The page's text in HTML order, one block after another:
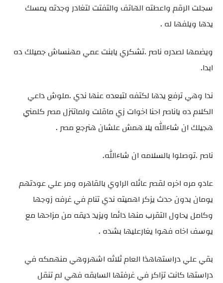
سجلت الرقم واعطته الهاتف والتفتت لتغادر وجدته يمسك
يدها ويلفها له .
ويضمها لصدره ناصر .تشكري يابنت عمي مهنساش جميلك ده
ابدا.
ندا وهي ترفع يدها لكتفه لتبعده عنها ندي .ملوش داعي
الكلام ده ياناصر احنا اخوات زي ماقلت ولماتنزل مصر كلمني
هجيلك ان شاءالله يلا همش علشان هنرجع مصر .
ناصر .توصلوا بالسلامه ان شاءالله.
عادو مره اخره لقصر عائله الراوي بالقاهره ومر علي عودتهم
يومان بدون حدث يزكر اهميته ندي تنام في غرفه زوجها
وكامل يحاول التقرب منها دائما ويزيد ديقه من مزاحها مع
يوسف اخاه فهوا يغارعليها بشده .
بقي علي دراستهاهذا العام ثلاثه اشهروهي منهمكه في
دراستها كانت تزاكر في غرفتها السابقه فهي لم تنقل